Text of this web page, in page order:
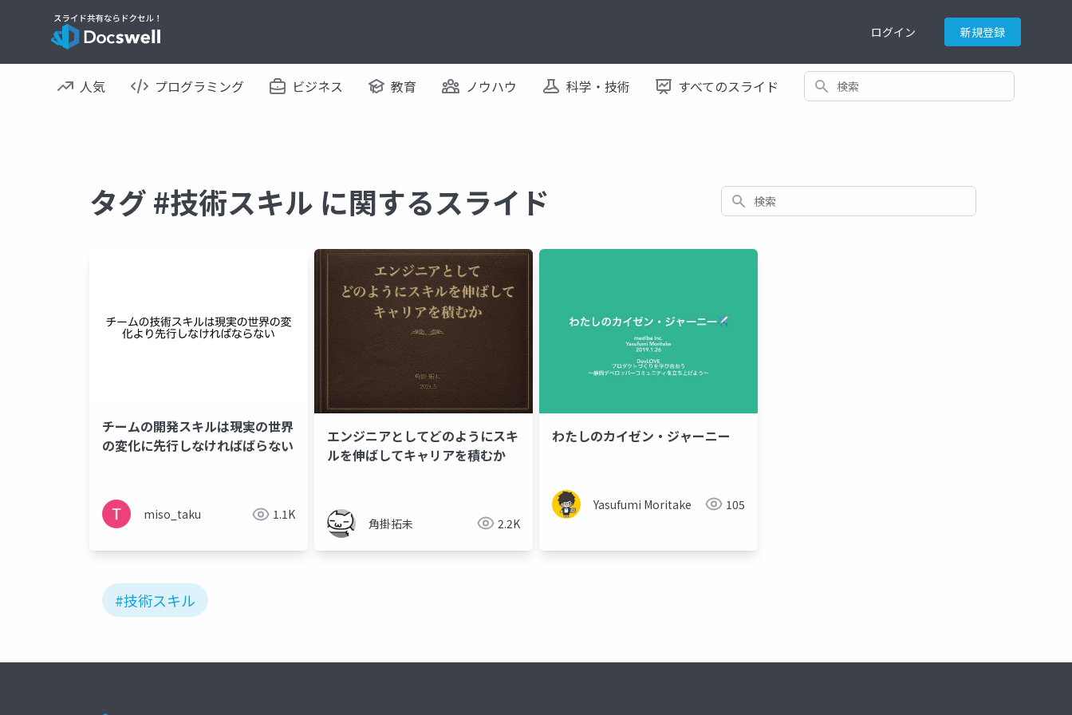
ログイン 新規登録
人気 プログラミング ビジネス 教育 ノウハウ 科学・技術 すべてのスライド 検索
タグ #技術スキル に関するスライド 検索
チームの開発スキルは現実の世界
の変化に先行しなければばらない
miso_taku 1.1K
エンジニアとしてどのようにスキ
ルを伸ばしてキャリアを積むか
角掛拓未 2.2K
わたしのカイゼン・ジャーニー
Yasufumi Moritake 105
#技術スキル